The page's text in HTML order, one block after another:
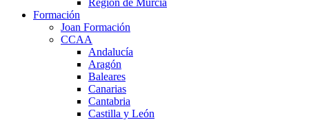
Formación
Joan Formación
CCAA
Andalucía
Aragón
Baleares
Canarias
Cantabria
Castilla y León